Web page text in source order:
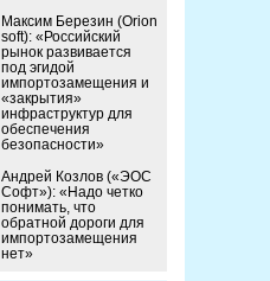
Максим Березин (Orion
soft): «Российский
рынок развивается
под эгидой
импортозамещения и
«закрытия»
инфраструктур для
обеспечения
безопасности»
Андрей Козлов («ЭОС
Софт»): «Надо четко
понимать, что
обратной дороги для
импортозамещения
нет»